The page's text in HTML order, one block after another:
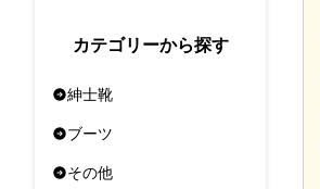
カテゴリーから探す
紳士靴
ブーツ
その他